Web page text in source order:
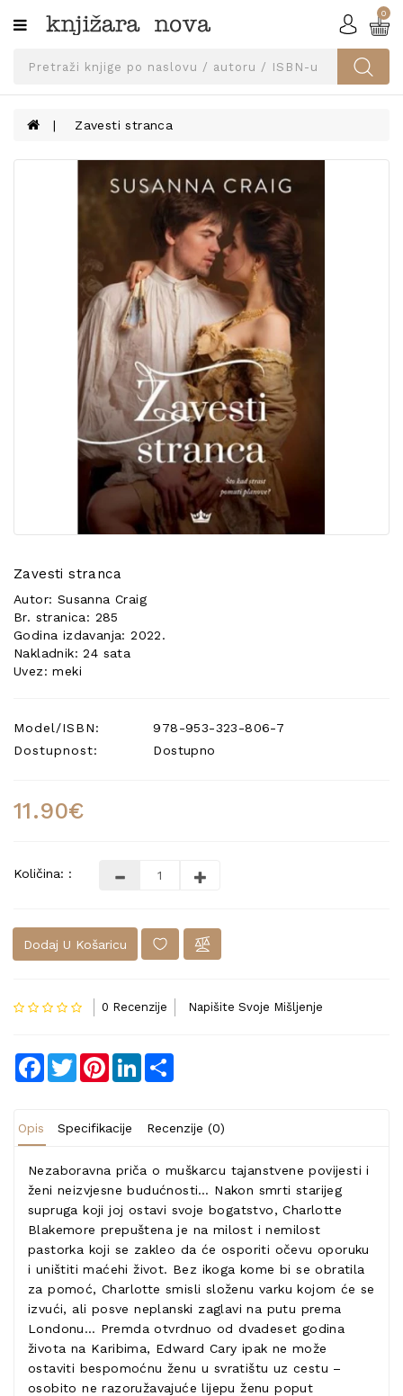
Kategorije
SVEUČILIŠNA
UDŽBENICI
KNJIGE
UDŽBENIKE!
POSEBNA
0
Zavesti stranca
Zavesti stranca
Autor: Susanna Craig
Br. stranica: 285
Godina izdavanja: 2022.
Nakladnik: 24 sata
Uvez: meki
Model/ISBN:
978-953-323-806-7
Dostupnost:
Dostupno
11.90€
Količina: :
Dodaj U Košaricu
0 Recenzije Napišite Svoje Mišljenje
Facebook
TwitterPinterestLinkedIn
Opis Specifikacije Recenzije (0)
Nezaboravna priča o muškarcu tajanstvene povijesti i
ženi neizvjesne budućnosti… Nakon smrti starijeg
supruga koji joj ostavi svoje bogatstvo, Charlotte
Blakemore prepuštena je na milost i nemilost
pastorka koji se zakleo da će osporiti očevu oporuku
i uništiti maćehi život. Bez ikoga kome bi se obratila
za pomoć, Charlotte smisli složenu varku kojom će se
izvući, ali posve neplanski zaglavi na putu prema
Londonu… Premda otvrdnuo od dvadeset godina
života na Karibima, Edward Cary ipak ne može
ostaviti bespomoćnu ženu u svratištu uz cestu –
osobito ne razoružavajuće lijepu ženu poput